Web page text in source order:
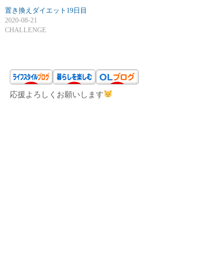
置き換えダイエット19日目
2020-08-21
CHALLENGE
応援よろしくお願いします